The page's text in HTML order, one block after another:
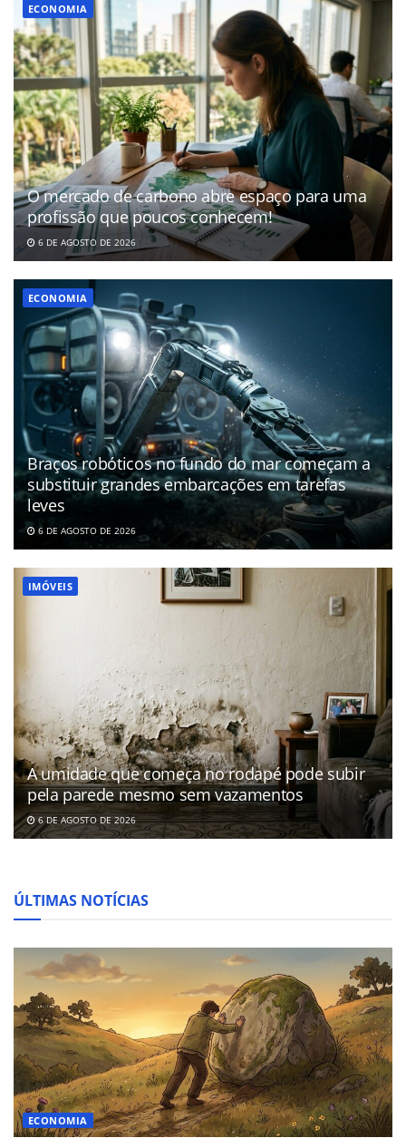
ECONOMIA
O mercado de carbono abre espaço para uma
profissão que poucos conhecem!
6 DE AGOSTO DE 2026
ECONOMIA
Braços robóticos no fundo do mar começam a
substituir grandes embarcações em tarefas
leves
6 DE AGOSTO DE 2026
IMÓVEIS
A umidade que começa no rodapé pode subir
pela parede mesmo sem vazamentos
6 DE AGOSTO DE 2026
ÚLTIMAS NOTÍCIAS
ECONOMIA